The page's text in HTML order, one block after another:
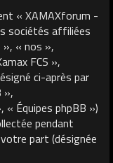
« XAMAXforum -
sociétés affiliées
« nos »,
FCS »,
ci-après par
»,
Équipes phpBB »)
pendant
part (désignée